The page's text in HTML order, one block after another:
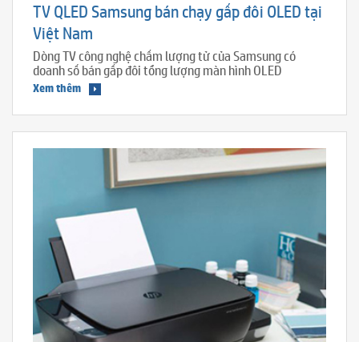
TV QLED Samsung bán chạy gấp đôi OLED tại
Việt Nam
Dòng TV công nghệ chấm lượng tử của Samsung có
doanh số bán gấp đôi tổng lượng màn hình OLED
Xem thêm